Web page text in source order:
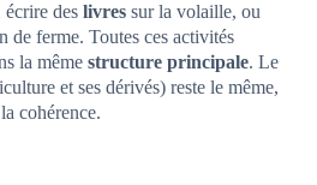
écrire des livres sur la volaille, ou
de ferme. Toutes ces activités
la même structure principale. Le
et ses dérivés) reste le même,
cohérence.